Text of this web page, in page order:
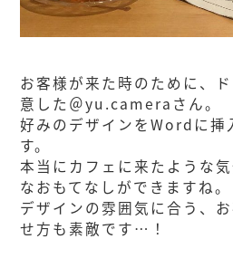
お客様が来た時のために、
意した＠yu.cameraさん。
好みのデザインをWordに挿
す。
本当にカフェに来たような
なおもてなしができますね。
デザインの雰囲気に合う、
せ方も素敵です…！